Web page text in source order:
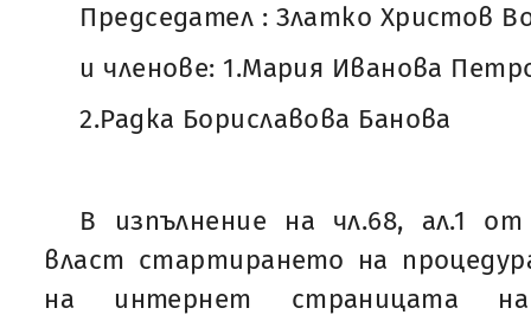
Председател : Златко Христов
и членове: 1.Мария Иванова
2.Радка Бориславова Банова
В изпълнение на чл.68, ал.1
власт стартирането на
на интернет страницата